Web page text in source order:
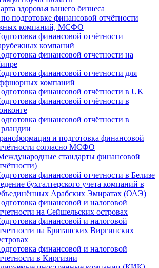
здоровья вашего бизнеса
подготовке финансовой отчётности
компаний, МСФО
финансовой отчётности
компаний
финансовой отчетности на
финансовой отчетности для
компаний
финансовой отчётности в UK
финансовой отчётности в
финансовой отчётности в
и подготовка финансовой
согласно МСФО
стандарты финансовой
финансовой отчетности в Белизе
бухгалтерского учета компаний в
Арабских Эмиратах (ОАЭ)
финансовой и налоговой
на Сейшельских островах
финансовой и налоговой
на Британских Виргинских
финансовой и налоговой
в Киргизии